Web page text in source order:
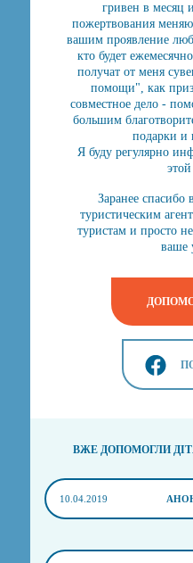
гривен в месяц
пожертвования
вашим проявление
кто будет
получат от меня
помощи", как
совместное дело -
большим
подарки и
Я буду регулярно
Заранее спасибо
туристическим
туристам и просто
ваше
ВЖЕ ДОПОМОГЛИ
10.04.2019